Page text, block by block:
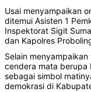
Usai menyampaikan
ditemui Asisten 1
Inspektorat Sigit
dan Kapolres
Selain
cendera mata berupa
sebagai simbol
demokrasi di